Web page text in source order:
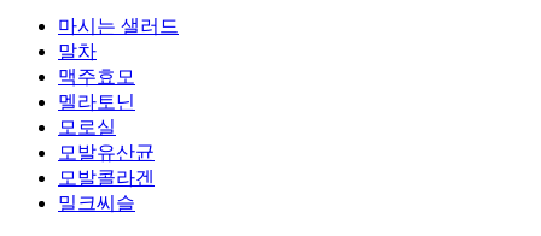
마시는 샐러드
말차
맥주효모
멜라토닌
모로실
모발유산균
모발콜라겐
밀크씨슬